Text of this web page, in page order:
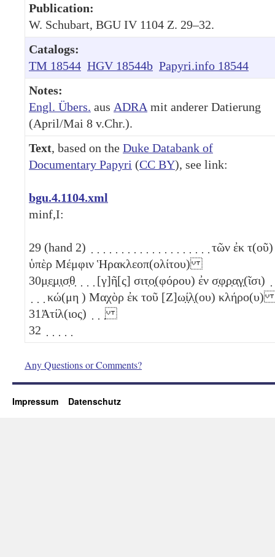
Publication:
W. Schubart, BGU IV 1104 Z. 29–32.
Catalogs:
TM 18544 HGV 18544b Papyri.info 18544
Notes:
Engl. Übers. aus ADRA mit anderer Datierung
(April/Mai 8 v.Chr.).
Text, based on the Duke Databank of
Documentary Papyri (CC BY), see link:
bgu.4.1104.xml
minf,I:
29 (hand 2) ̣ ̣ ̣ ̣ ̣ ̣ ̣ ̣ ̣ ̣ ̣ ̣ ̣ ̣ ̣ ̣ ̣ ̣ ̣ ̣ τῶν ἐκ τ(οῦ)
ὑπὲρ Μέμφιν Ἡρακλεοπ(ολίτου)
30μ̣ε̣μ̣ι̣σ̣θ̣ ̣ ̣ ̣ [γ]ῆ[ς] σιτ̣ο̣(φόρου) ἐν σ̣φ̣ρ̣α̣γ̣(ῖσι) ̣
κώ(μη ) Μαχὸρ ἐκ τοῦ [Ζ]ω̣ί̣λ̣(ου)
31Ἀτίλ(ιος) ̣ ̣ ̣
32
Any Questions or Comments?
Impressum Datenschutz